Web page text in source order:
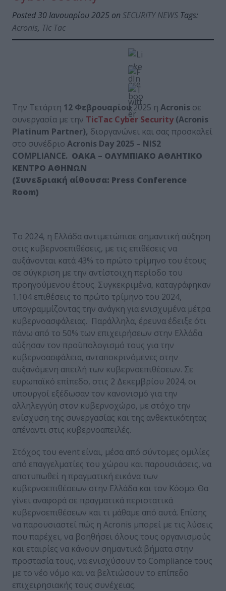
Posted 30 Ιανουαρίου 2025 on SECURITY NEWS Tags:
Acronis, Tic Tac
Την Τετάρτη 12 Φεβρουαρίου2025 η Acronis σε
συνεργασία με την TicTac Cyber Security (Acronis
Platinum Partner), διοργανώνει και σας προσκαλεί
στο συνέδριο Acronis Day 2025 – NIS2
COMPLIANCE. ΟΑΚΑ – ΟΛΥΜΠΙΑΚΟ ΑΘΛΗΤΙΚΟ
ΚΕΝΤΡΟ ΑΘΗΝΩΝ
(Συνεδριακή αίθουσα: Press Conference
Room)
Το 2024, η Ελλάδα αντιμετώπισε σημαντική αύξηση
στις κυβερνοεπιθέσεις, με τις επιθέσεις να
αυξάνονται κατά 43% το πρώτο τρίμηνο του έτους
σε σύγκριση με την αντίστοιχη περίοδο του
προηγούμενου έτους. Συγκεκριμένα, καταγράφηκαν
1.104 επιθέσεις το πρώτο τρίμηνο του 2024,
υπογραμμίζοντας την ανάγκη για ενισχυμένα μέτρα
κυβερνοασφάλειας. Παράλληλα, έρευνα έδειξε ότι
πάνω από το 50% των επιχειρήσεων στην Ελλάδα
αύξησαν τον προϋπολογισμό τους για την
κυβερνοασφάλεια, ανταποκρινόμενες στην
αυξανόμενη απειλή των κυβερνοεπιθέσεων. Σε
ευρωπαϊκό επίπεδο, στις 2 Δεκεμβρίου 2024, οι
υπουργοί εξέδωσαν τον κανονισμό για την
αλληλεγγύη στον κυβερνοχώρο, με στόχο την
ενίσχυση της συνεργασίας και της ανθεκτικότητας
απέναντι στις κυβερνοαπειλές.
Στόχος του event είναι, μέσα από σύντομες ομιλίες
από επαγγελματίες του χώρου και παρουσιάσεις, να
αποτυπωθεί η πραγματική εικόνα των
κυβερνοεπιθέσεων στην Ελλάδα και τον Κόσμο. Θα
γίνει αναφορά σε πραγματικά περιστατικά
κυβερνοεπιθέσεων και τι μάθαμε από αυτά. Επίσης
να παρουσιαστεί πώς η Acronis μπορεί με τις λύσεις
που παρέχει, να βοηθήσει όλους τους οργανισμούς
και εταιρίες να κάνουν σημαντικά βήματα στην
προστασία τους, να ενισχύσουν το Compliance τους
με το νέο νόμο και να βελτιώσουν το επίπεδο
επιχειρησιακής τους συνέχειας.